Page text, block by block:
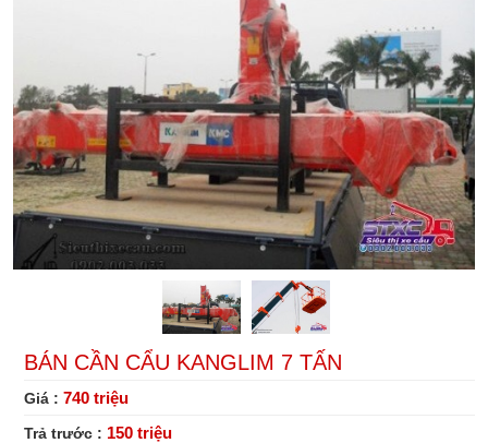
BÁN CẦN CẨU KANGLIM 7 TẤN
Giá : 740 triệu
Trả trước : 150 triệu